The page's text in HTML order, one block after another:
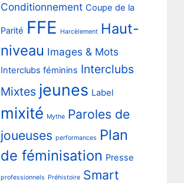
Conditionnement Coupe de la
Parité FFE Harcèlement Haut-
niveau Images & Mots
Interclubs féminins Interclubs
Mixtes jeunes Label
mixité Mythe Paroles de
joueuses performances
Plan
de féminisation Presse
professionnels Préhistoire Smart